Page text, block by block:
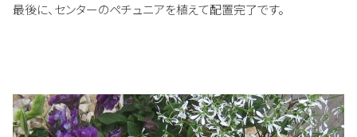
最後に、センターのペチュニアを植えて配置完了です。